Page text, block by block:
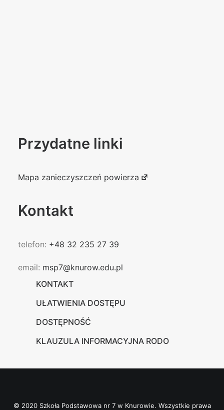
Przydatne linki
Mapa zanieczyszczeń powierza
Kontakt
telefon: +48 32 235 27 39
email: msp7@knurow.edu.pl
KONTAKT
UŁATWIENIA DOSTĘPU
DOSTĘPNOŚĆ
KLAUZULA INFORMACYJNA RODO
© 2020 Szkoła Podstawowa nr 7 w Knurowie. Wszystkie prawa